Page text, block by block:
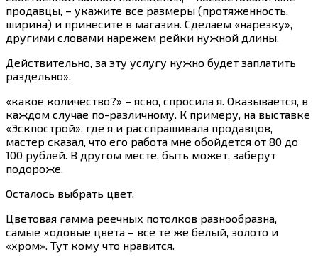
продавцы, – укажите все размеры (протяженность,
ширина) и принесите в магазин. Сделаем «нарезку»,
другими словами нарежем рейки нужной длины.
Действительно, за эту услугу нужно будет заплатить
раздельно».
«какое количество?» – ясно, спросила я. Оказывается, в
каждом случае по-различному. К примеру, на выставке
«Эскпострой», где я и расспрашивала продавцов,
мастер сказал, что его работа мне обойдется от 80 до
100 рублей. В другом месте, быть может, заберут
подороже.
Осталось выбрать цвет.
Цветовая гамма реечных потолков разнообразна,
самые ходовые цвета – все те же белый, золото и
«хром». Тут кому что нравится.